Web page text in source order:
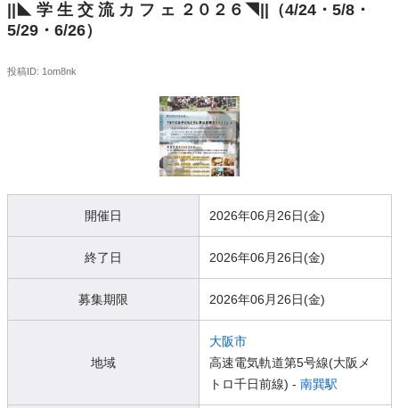
||◣ 学 生 交 流 カ フ ェ ２０２６◥||⁡⁡（4/24・5/8・
5/29・6/26）
投稿ID: 1om8nk
開催日 2026年06月26日(金)
終了日 2026年06月26日(金)
募集期限 2026年06月26日(金)
地域
大阪市
高速電気軌道第5号線(大阪メ
トロ千日前線) - 南巽駅